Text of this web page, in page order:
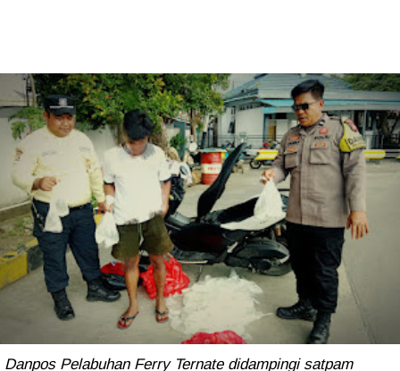
Danpos Pelabuhan Ferry Ternate didampingi satpam